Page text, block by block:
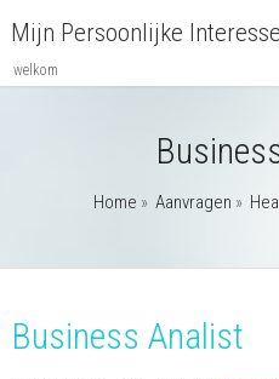
Mijn Persoonlijke
welkom
Home » Aanvragen »
Business Analist